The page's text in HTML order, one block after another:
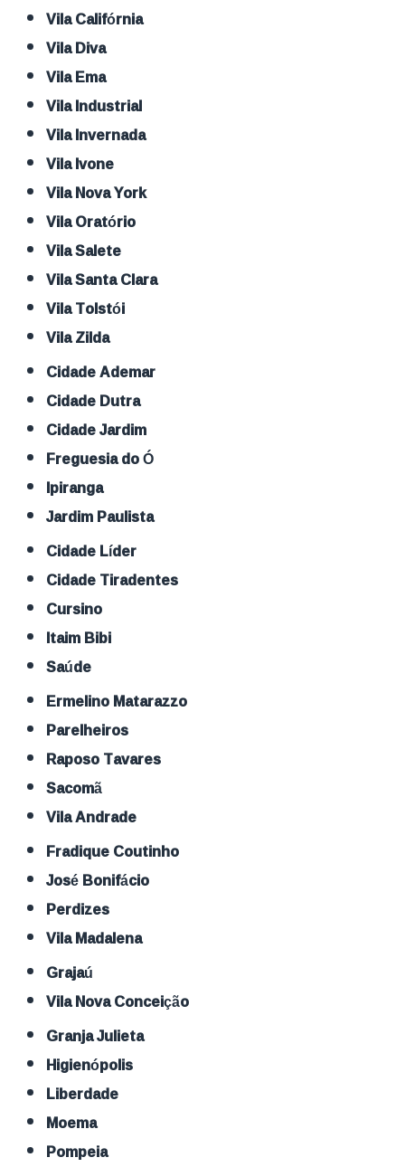
Vila Califórnia
Vila Diva
Vila Ema
Vila Industrial
Vila Invernada
Vila Ivone
Vila Nova York
Vila Oratório
Vila Salete
Vila Santa Clara
Vila Tolstói
Vila Zilda
Cidade Ademar
Cidade Dutra
Cidade Jardim
Freguesia do Ó
Ipiranga
Jardim Paulista
Cidade Líder
Cidade Tiradentes
Cursino
Itaim Bibi
Saúde
Ermelino Matarazzo
Parelheiros
Raposo Tavares
Sacomã
Vila Andrade
Fradique Coutinho
José Bonifácio
Perdizes
Vila Madalena
Grajaú
Vila Nova Conceição
Granja Julieta
Higienópolis
Liberdade
Moema
Pompeia